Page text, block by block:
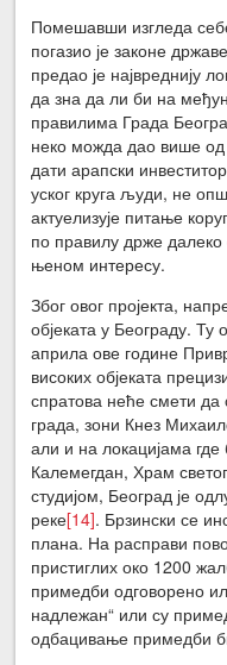
Помешавши изгледа
погазио је законе
предао је највреднију
да зна да ли би на
правилима Града
неко можда дао више
дати арапски
уског круга људи, не
актуелизује питање
по правилу држе далеко
њеном интересу.
Због овог пројекта,
објеката у Београду. Ту
априла ове године
високих објеката
спратова неће смети
града, зони Кнез
али и на локацијама
Калемегдан, Храм
студијом, Београд је
реке[14]. Брзински се
плана. На расправи
пристиглих око 1200
примедби одговорено
надлежан“ или су
одбацивање примедби